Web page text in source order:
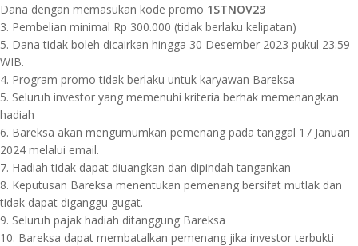
Dana dengan memasukan kode promo 1STNOV23
3. Pembelian minimal Rp 300.000 (tidak berlaku kelipatan)
5. Dana tidak boleh dicairkan hingga 30 Desember 2023 pukul 23.59
WIB.
4. Program promo tidak berlaku untuk karyawan Bareksa
5. Seluruh investor yang memenuhi kriteria berhak memenangkan
hadiah
6. Bareksa akan mengumumkan pemenang pada tanggal 17 Januari
2024 melalui email.
7. Hadiah tidak dapat diuangkan dan dipindah tangankan
8. Keputusan Bareksa menentukan pemenang bersifat mutlak dan
tidak dapat diganggu gugat.
9. Seluruh pajak hadiah ditanggung Bareksa
10. Bareksa dapat membatalkan pemenang jika investor terbukti